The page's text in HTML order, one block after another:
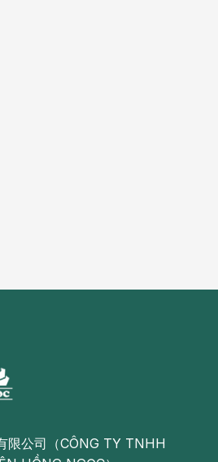
限公司（CÔNG TY TNHH